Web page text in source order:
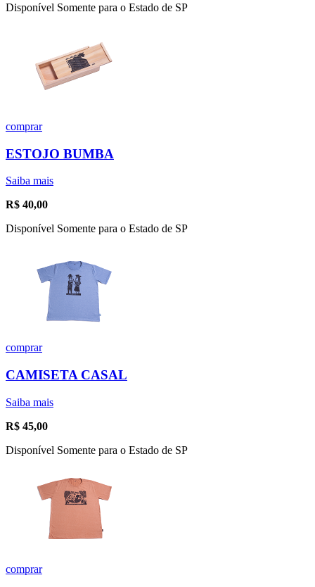
Disponível Somente para o Estado de SP
comprar
ESTOJO BUMBA
Saiba mais
R$ 40,00
Disponível Somente para o Estado de SP
comprar
CAMISETA CASAL
Saiba mais
R$ 45,00
Disponível Somente para o Estado de SP
comprar